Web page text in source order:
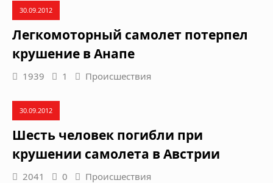
30.09.2012
Легкомоторный самолет потерпел
крушение в Анапе
1939 1 Происшествия
30.09.2012
Шесть человек погибли при
крушении самолета в Австрии
2041 0 Происшествия